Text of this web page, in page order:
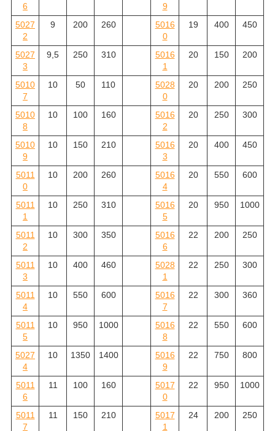
6
9
5027
2
9 200 260
5016
0
19 400 450
5027
3
9,5 250 310
5016
1
20 150 200
5010
7
10 50 110
5028
0
20 200 250
5010
8
10 100 160
5016
2
20 250 300
5010
9
10 150 210
5016
3
20 400 450
5011
0
10 200 260
5016
4
20 550 600
5011
1
10 250 310
5016
5
20 950 1000
5011
2
10 300 350
5016
6
22 200 250
5011
3
10 400 460
5028
1
22 250 300
5011
4
10 550 600
5016
7
22 300 360
5011
5
10 950 1000
5016
8
22 550 600
5027
4
10 1350 1400
5016
9
22 750 800
5011
6
11 100 160
5017
0
22 950 1000
5011
7
11 150 210
5017
1
24 200 250